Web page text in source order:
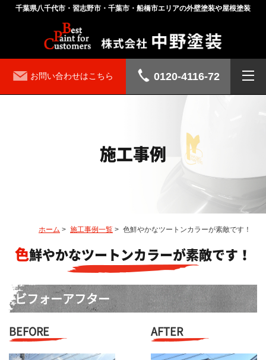
千葉県八千代市・習志野市・千葉市・船橋市エリアの外壁塗装や屋根塗装
お問い合わせはこちら 0120-4116-72
施工事例
ホーム > 施工事例一覧 > 色鮮やかなツートンカラーが素敵です！
色鮮やかなツートンカラーが素敵です！
ビフォーアフター
AFTER
BEFORE